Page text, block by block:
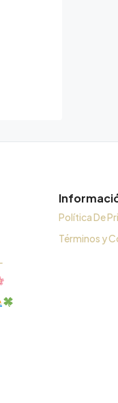
Política De
Términos y